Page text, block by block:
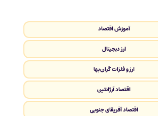
آموزش اقتصاد
ارز دیجیتال
ارز و فلزات گران‌بها
اقتصاد آرژانتین
اقتصاد آفریقای جنوبی